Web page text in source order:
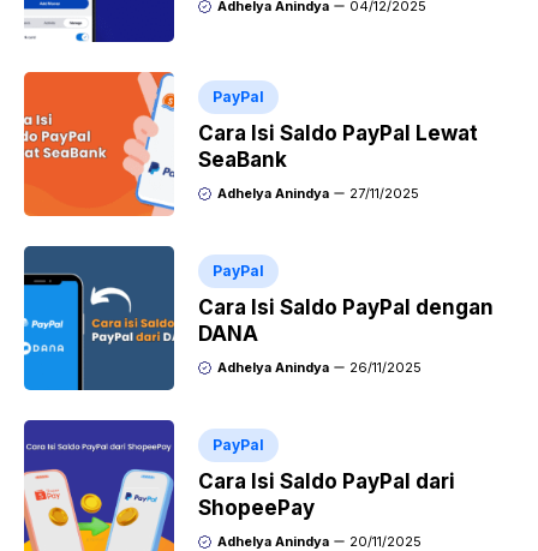
Adhelya Anindya 04/12/2025
PayPal
Cara Isi Saldo PayPal Lewat
SeaBank
Adhelya Anindya 27/11/2025
PayPal
Cara Isi Saldo PayPal dengan
DANA
Adhelya Anindya 26/11/2025
PayPal
Cara Isi Saldo PayPal dari
ShopeePay
Adhelya Anindya 20/11/2025